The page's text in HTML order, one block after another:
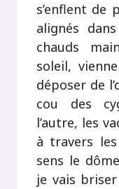
s’enflent de
alignés
chauds
soleil,
déposer de
cou des
l’autre, les
à travers les
sens le
je vais